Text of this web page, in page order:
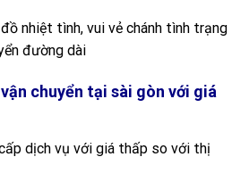
nhiệt tình, vui vẻ chánh tình trạng
đường dài
chuyển tại sài gòn với giá
dịch vụ với giá thấp so với thị